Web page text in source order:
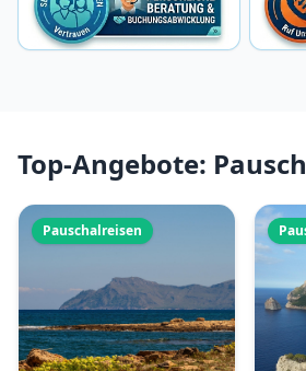
Top-Angebote:
Pauschalreisen